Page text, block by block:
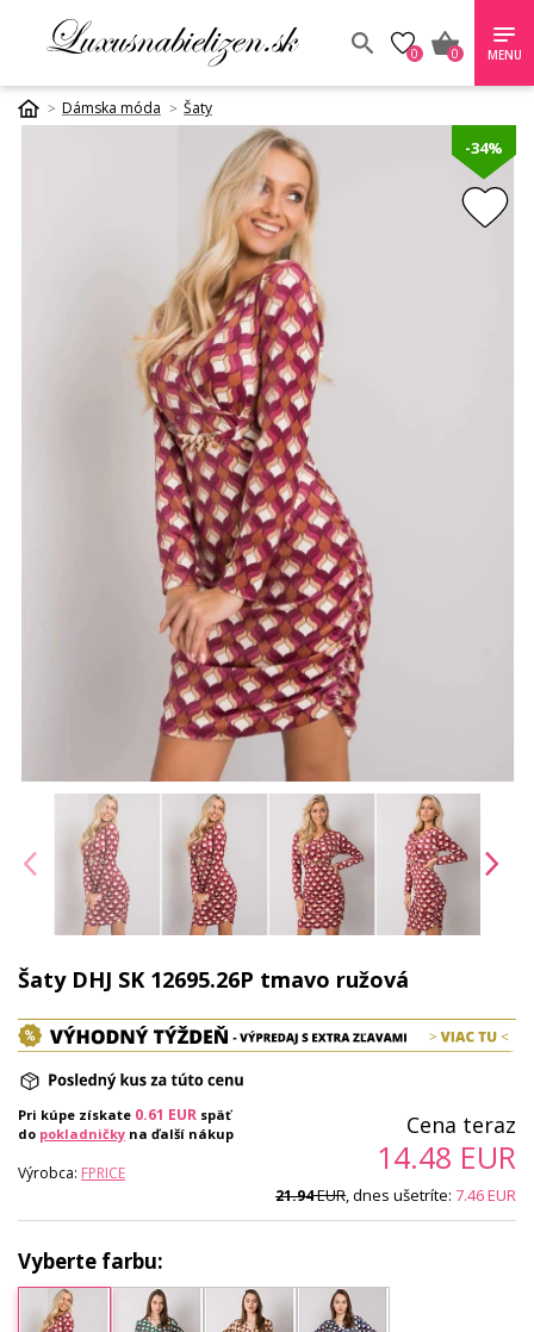
0 0 MENU
Dámska móda Šaty
-34%
Šaty DHJ SK 12695.26P tmavo ružová
Pri kúpe získate 0.61 EUR späť
do pokladničky na ďalší nákup
Výrobca: FPRICE
Cena teraz
14.48 EUR
21.94EUR, dnes ušetríte: 7.46EUR
Vyberte farbu: